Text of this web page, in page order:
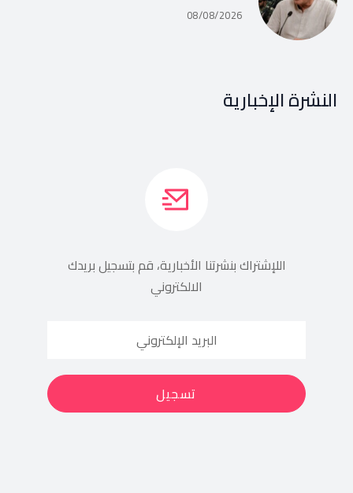
08/08/2026
النشرة الإخبارية
اللإشتراك بنشرتنا الأخبارية، قم بتسجيل بريدك
الالكتروني